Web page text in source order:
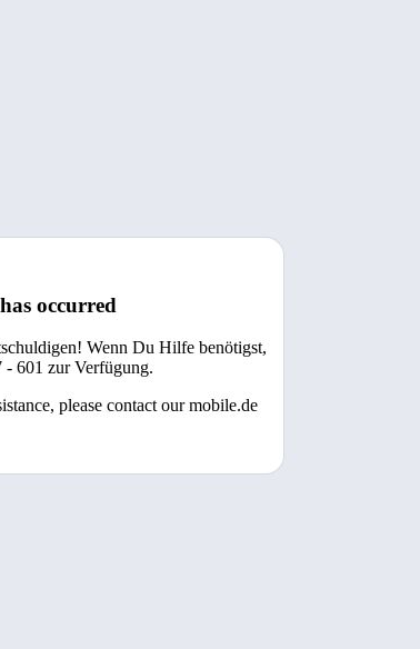
occurred
Wenn Du Hilfe benötigst,
- 601 zur Verfügung.
please contact our mobile.de